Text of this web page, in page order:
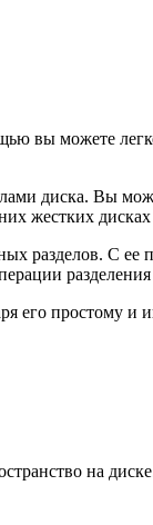
вы можете
диска. Вы
жестких
разделов. С
разделения
его простому
на